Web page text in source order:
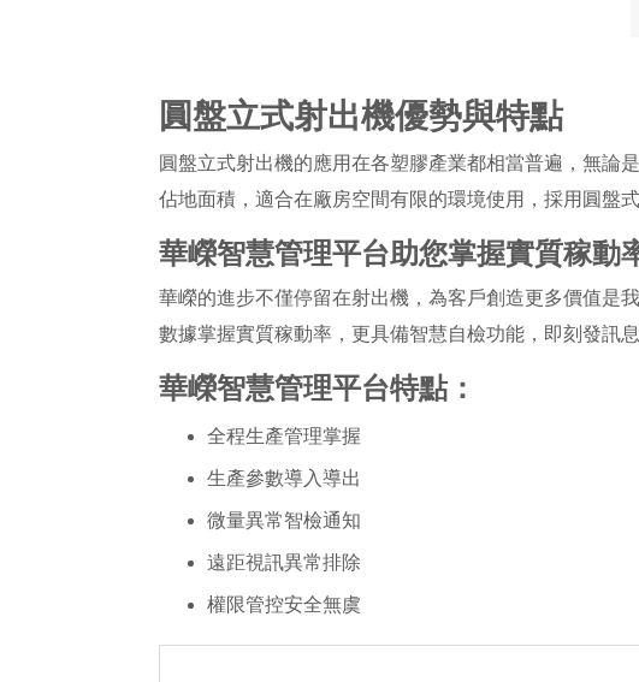
圓盤立式射出機優勢與特點
圓盤立式射出機的應用在各塑膠產業都相當普遍，無論
佔地面積，適合在廠房空間有限的環境使用，採用圓盤
華嶸智慧管理平台助您掌握實質稼動
華嶸的進步不僅停留在射出機，為客戶創造更多價值是
數據掌握實質稼動率，更具備智慧自檢功能，即刻發訊
華嶸智慧管理平台特點：
全程生產管理掌握
生產參數導入導出
微量異常智檢通知
遠距視訊異常排除
權限管控安全無虞